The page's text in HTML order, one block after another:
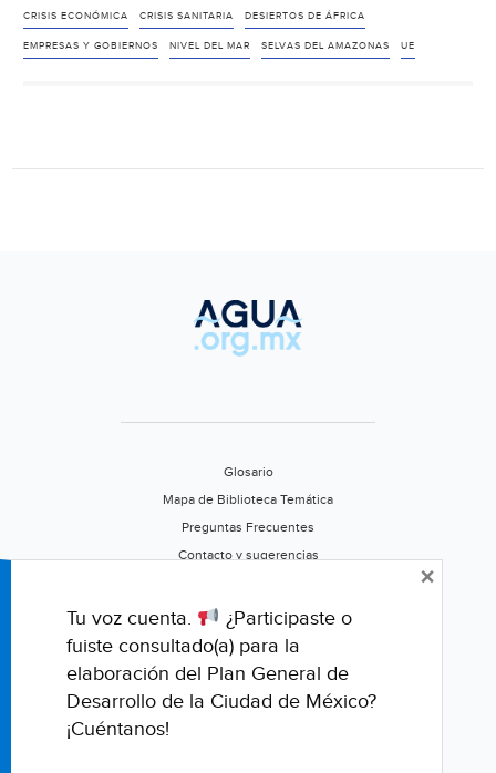
lo
que
CRISIS ECONÓMICA CRISIS SANITARIA DESIERTOS DE ÁFRICA
EMPRESAS Y GOBIERNOS NIVEL DEL MAR SELVAS DEL AMAZONAS UE
Glosario
Mapa de Biblioteca Temática
Preguntas Frecuentes
Contacto y sugerencias
Califica este portal
Tu voz cuenta.
¿Participaste o
fuiste consultado(a) para la
elaboración del Plan General de
Desarrollo de la Ciudad de México?
¡Cuéntanos!
×